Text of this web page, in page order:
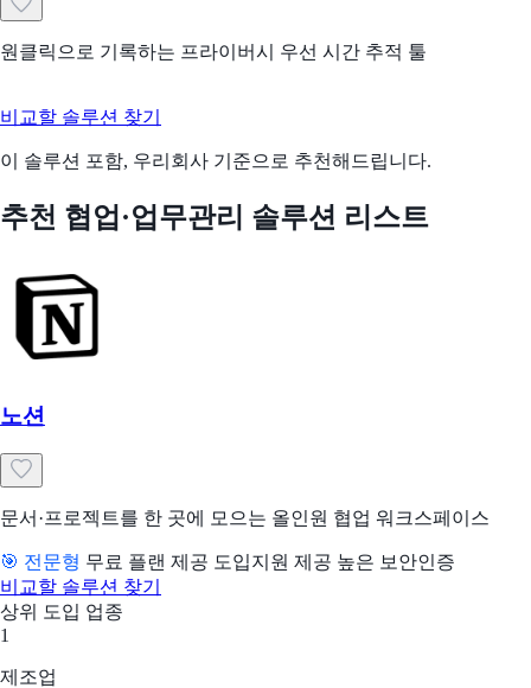
원클릭으로 기록하는 프라이버시 우선 시간 추적 툴
비교할 솔루션 찾기
이 솔루션 포함, 우리회사 기준으로 추천해드립니다.
추천 협업·업무관리 솔루션 리스트
노션
문서·프로젝트를 한 곳에 모으는 올인원 협업 워크스페이스
🎯 전문형 무료 플랜 제공 도입지원 제공 높은 보안인증
비교할 솔루션 찾기
상위 도입 업종
1
제조업